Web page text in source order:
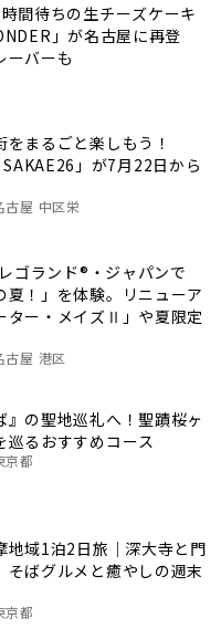
時間待ちの生チーズケーキ
」が名古屋に再登
ーバーも
をまるごと楽しもう！
SAKAE26」が7月22日から
古屋 中区栄
ゴランド®・ジャパンで
夏！」を体験。リニューア
ター・メイズⅡ」や夏限定
古屋 港区
』の聖地巡礼へ！聖蹟桜ヶ
巡るおすすめコース
京都
地域1泊2日旅｜深大寺と門
そばグルメと癒やしの週末
京都